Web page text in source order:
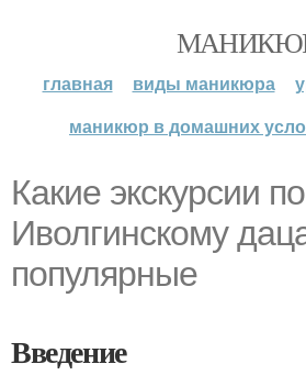
главная виды маникюра
маникюр в домашних
Какие экскурсии по
Иволгинскому
популярные
Введение